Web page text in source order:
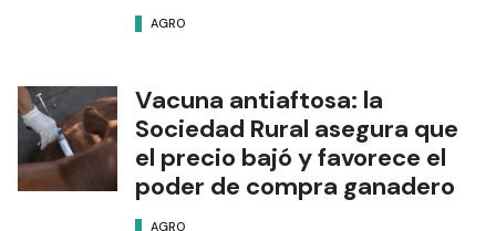
AGRO
Vacuna antiaftosa: la
Sociedad Rural asegura que
el precio bajó y favorece el
poder de compra ganadero
AGRO